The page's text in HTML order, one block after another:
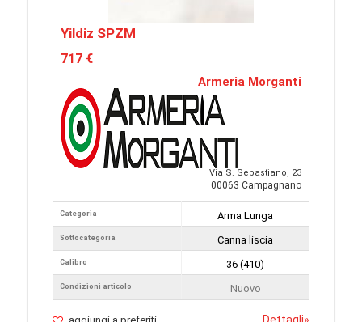
Yildiz SPZM
717 €
Armeria Morganti
Via S. Sebastiano, 23
00063 Campagnano
Categoria
Sottocategoria
Calibro
Condizioni articolo
Arma Lunga
Canna liscia
36 (410)
Nuovo